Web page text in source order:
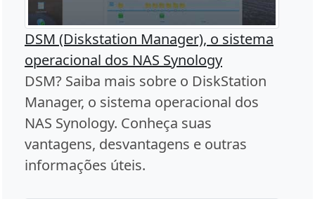
DSM (Diskstation Manager), o sistema
operacional dos NAS Synology
DSM? Saiba mais sobre o DiskStation
Manager, o sistema operacional dos
NAS Synology. Conheça suas
vantagens, desvantagens e outras
informações úteis.